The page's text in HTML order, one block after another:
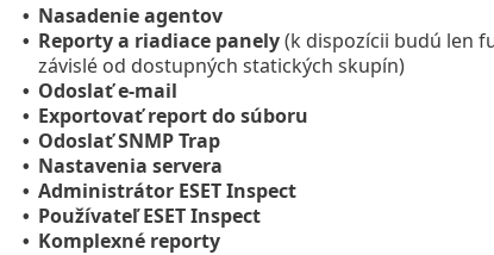
• Nasadenie agentov
• Reporty a riadiace panely(k dispozícii budú len
závislé od dostupných statických skupín)
• Odoslať e-mail
• Exportovať report do súboru
• Odoslať SNMP Trap
• Nastavenia servera
• Administrátor ESET Inspect
• Používateľ ESET Inspect
• Komplexné reporty